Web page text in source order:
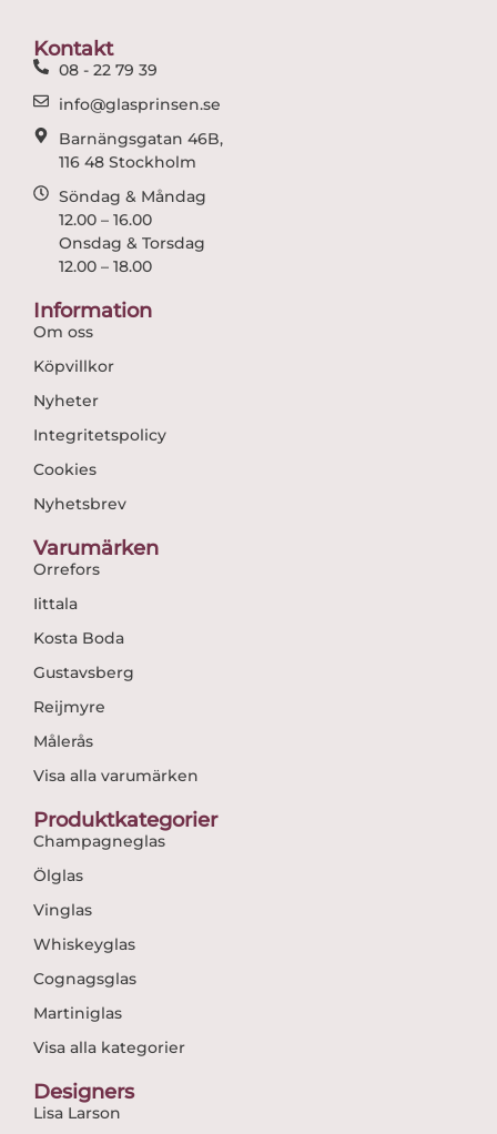
Kontakt
08 - 22 79 39
info@glasprinsen.se
Barnängsgatan 46B,
116 48 Stockholm
Söndag & Måndag
12.00 – 16.00
Onsdag & Torsdag
12.00 – 18.00
Information
Om oss
Köpvillkor
Nyheter
Integritetspolicy
Cookies
Nyhetsbrev
Varumärken
Orrefors
Iittala
Kosta Boda
Gustavsberg
Reijmyre
Målerås
Visa alla varumärken
Produktkategorier
Champagneglas
Ölglas
Vinglas
Whiskeyglas
Cognagsglas
Martiniglas
Visa alla kategorier
Designers
Lisa Larson